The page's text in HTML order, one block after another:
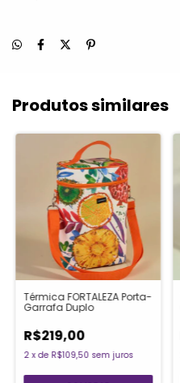
Produtos similares
Térmica FORTALEZA Porta-
Garrafa Duplo
R$219,00
2 xde R$109,50 sem juros